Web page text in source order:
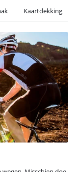
Kaartdekking